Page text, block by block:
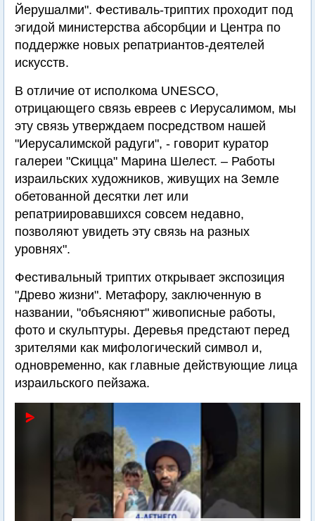
Йерушалми". Фестиваль-триптих проходит под
эгидой министерства абсорбции и Центра по
поддержке новых репатриантов-деятелей
искусств.
В отличие от исполкома UNESCO,
отрицающего связь евреев с Иерусалимом, мы
эту связь утверждаем посредством нашей
"Иерусалимской радуги", - говорит куратор
галереи "Скицца" Марина Шелест. – Работы
израильских художников, живущих на Земле
обетованной десятки лет или
репатриировавшихся совсем недавно,
позволяют увидеть эту связь на разных
уровнях".
Фестивальный триптих открывает экспозиция
"Древо жизни". Метафору, заключенную в
названии, "объясняют" живописные работы,
фото и скульптуры. Деревья предстают перед
зрителями как мифологический символ и,
одновременно, как главные действующие лица
израильского пейзажа.